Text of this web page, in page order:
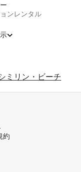
ンレンタル
ミリン・ビーチ
約